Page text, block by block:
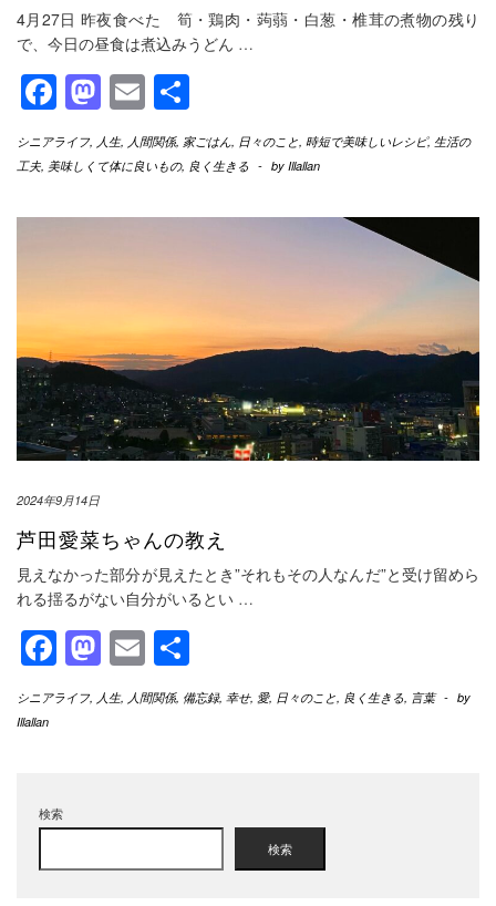
4月27日 昨夜食べた 筍・鶏肉・蒟蒻・白葱・椎茸の煮物の残り
で、今日の昼食は煮込みうどん …
Facebook
Mastodon
Email
有
シニアライフ, 人生, 人間関係, 家ごはん, 日々のこと, 時短で美味しいレシピ, 生活の
工夫, 美味しくて体に良いもの, 良く生きる - by Illallan
2024年9月14日
芦田愛菜ちゃんの教え
見えなかった部分が見えたとき”それもその人なんだ”と受け留めら
れる揺るがない自分がいるとい …
Facebook
Mastodon
Email
有
シニアライフ, 人生, 人間関係, 備忘録, 幸せ, 愛, 日々のこと, 良く生きる, 言葉 - by
Illallan
検索
検索